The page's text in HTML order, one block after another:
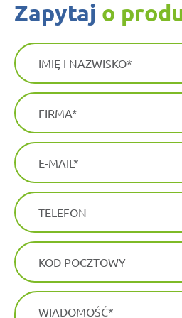
zapytaj o
IMIĘ I NAZWISKO
FIRMA
E-MAIL
TELEFON
KOD POCZTOWY
WIADOMOŚĆ